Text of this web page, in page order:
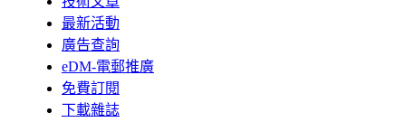
最新活動
廣告查詢
eDM-電郵推廣
免費訂閱
下載雜誌